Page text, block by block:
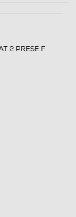
2 PRESE F